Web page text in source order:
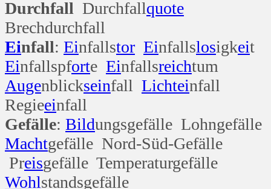
Durchfall Durchfallquote
Brechdurchfall
Einfall: Einfallstor Einfallslosigkeit
Einfallspforte Einfallsreichtum
Augenblickseinfall Lichteinfall
Regieeinfall
Gefälle: Bildungsgefälle Lohngefälle
Machtgefälle Nord-Süd-Gefälle
Preisgefälle Temperaturgefälle
Wohlstandsgefälle